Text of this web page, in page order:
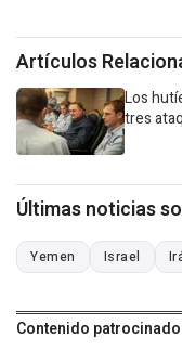
Artículos
Los
tres
Últimas noticias
Yemen Israel
Contenido patrocinado